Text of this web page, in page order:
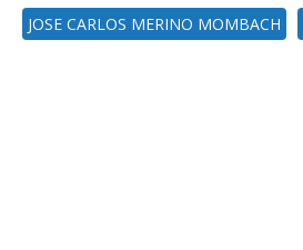
JOSE CARLOS MERINO MOMBACH